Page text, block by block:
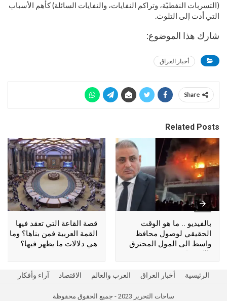
(التسربات النفطيّة، وتراكم النفايات، والنفايات السائلة) كأهم الأسباب
التي أدت إلى التلوث.
شارك هذا الموضوع:
أخبار العراق
Share
Related Posts
بالفيديو .. ما هو الوقت
الحقيقي لوصول محافظ
واسط الى المول المحترق
بالكوت؟
قصة القاعة التي تعقد فيها
القمة العربية فمن بناها؟ وما
هي دلالات ما يظهر فيها؟
الرئيسية أخبار العراق العرب والعالم الاقتصاد آراء وأفكار
ساحات التحرير 2023 - جميع الحقوق محفوظة